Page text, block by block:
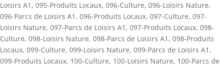
Loisirs A1 , 095-Produits Locaux, 096-Culture, 096-Loisirs Nature,
096-Parcs de Loisirs A1 , 096-Produits Locaux, 097-Culture, 097-
Loisirs Nature, 097-Parcs de Loisirs A1 , 097-Produits Locaux, 098-
Culture, 098-Loisirs Nature, 098-Parcs de Loisirs A1 , 098-Produits
Locaux, 099-Culture, 099-Loisirs Nature, 099-Parcs de Loisirs A1 ,
099-Produits Locaux, 100-Culture, 100-Loisirs Nature, 100-Parcs de